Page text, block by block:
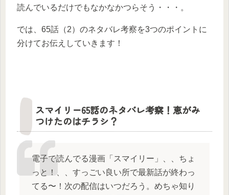
読んでいるだけでもなかなかつらそう・・・。
では、65話（2）のネタバレ考察を3つのポイントに
分けてお伝えしていきます！
スマイリー65話のネタバレ考察！恵がみ
つけたのはチラシ？
電子で読んでる漫画「スマイリー」、、ちょ
っと！、、すっごい良い所で最新話が終わっ
てる〜！次の配信はいつだろう。めちゃ知り